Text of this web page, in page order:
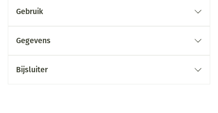
Gebruik
Gegevens
Bijsluiter